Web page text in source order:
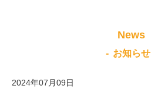
News
お知らせ
2024年07月09日